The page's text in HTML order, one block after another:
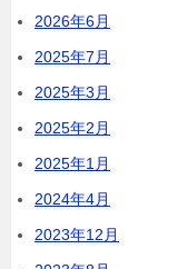
2026年6月
2025年7月
2025年3月
2025年2月
2025年1月
2024年4月
2023年12月